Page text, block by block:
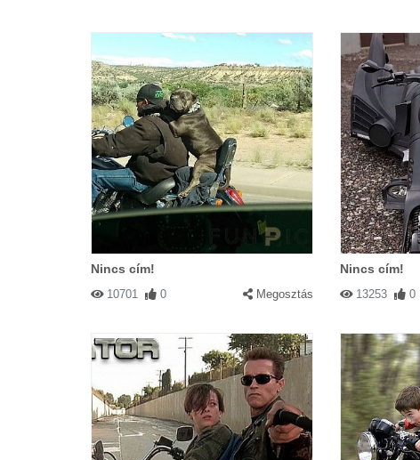
Nincs cím!
10701 0 Megosztás
Nincs cím!
13253 0